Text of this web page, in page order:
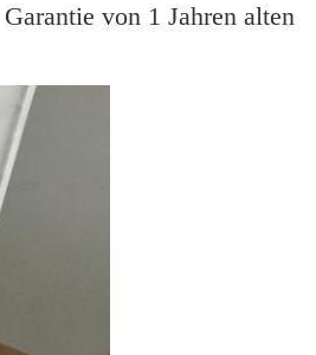
von 1 Jahren alten